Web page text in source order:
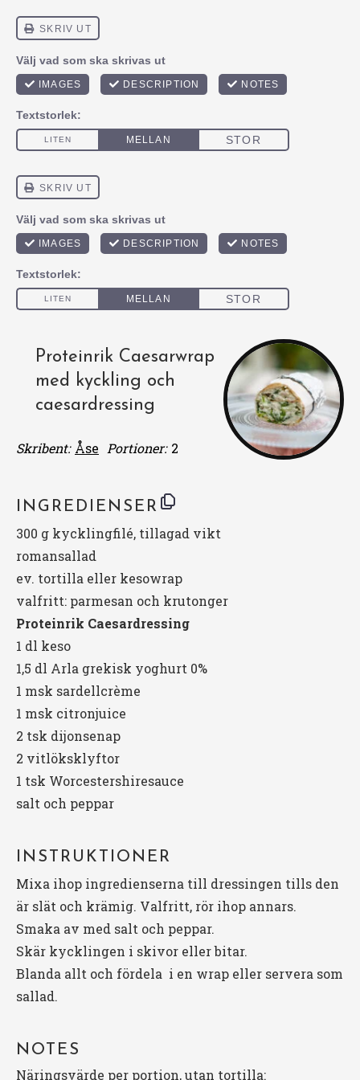
Proteinrik Caesarwrap
med kyckling och
caesardressing
Skribent: Åse Portioner: 2
INGREDIENSER
300 g kycklingfilé, tillagad vikt
romansallad
ev. tortilla eller kesowrap
valfritt: parmesan och krutonger
Proteinrik Caesardressing
1 dl keso
1,5 dl Arla grekisk yoghurt 0%
1 msk sardellcrème
1 msk citronjuice
2 tsk dijonsenap
2 vitlöksklyftor
1 tsk Worcestershiresauce
salt och peppar
INSTRUKTIONER
Mixa ihop ingredienserna till dressingen tills den
är slät och krämig. Valfritt, rör ihop annars.
Smaka av med salt och peppar.
Skär kycklingen i skivor eller bitar.
Blanda allt och fördela i en wrap eller servera som
sallad.
NOTES
Näringsvärde per portion, utan tortilla: